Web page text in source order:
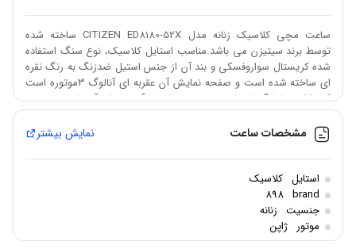
ساعت مچی کلاسیک زنانه مدل CITIZEN ED8180-52X ساخته شده
توسط برند سیتیزن می باشد.مناسب استایل کلاسیک، نوع سنگ استفاده
شده کریستال سواروفسکی و بند آن از جنس استیل ضدزنگ به رنگ نقره
ای ساخته شده است و صفحه نمایش آن عقربه ای آنالوگ 3موتوره است
که دارای نمایشگر تاریخ و همچنین مقاومت آن در برابر آب تا عمق 100متر
می باشد.
مشخصات ساعت نمایش بیشتر
استایل کلاسیک
brand
898
جنسیت زنانه
موتور ژاپن